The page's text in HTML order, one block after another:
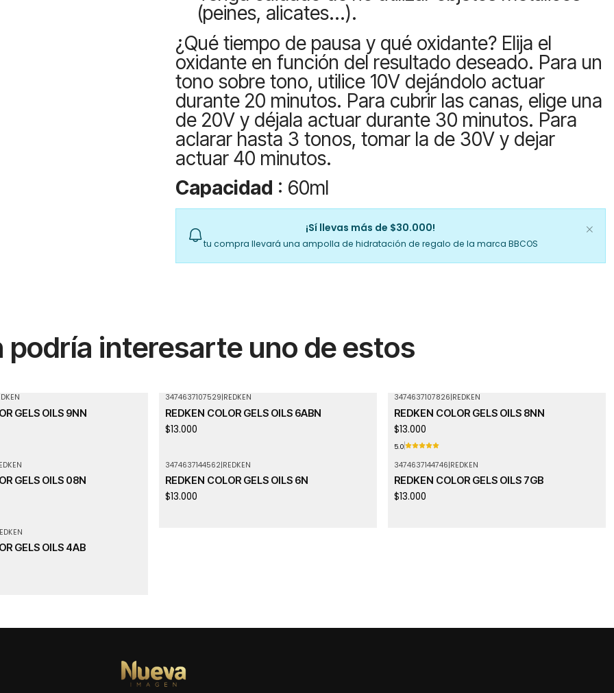
(peines, alicates...).
¿Qué tiempo de pausa y qué oxidante? Elija el
oxidante en función del resultado deseado. Para un
tono sobre tono, utilice 10V dejándolo actuar
durante 20 minutos. Para cubrir las canas, elige una
de 20V y déjala actuar durante 30 minutos. Para
aclarar hasta 3 tonos, tomar la de 30V y dejar
actuar 40 minutos.
Capacidad : 60ml
¡Sí llevas más de $30.000!
tu compra llevará una ampolla de hidratación de regalo de la marca BBCOS
podría interesarte uno de estos
GELS OILS 9NN
3474637107529|REDKEN
REDKEN COLOR GELS OILS 6ABN
$13.000
3474637107826|REDKEN
REDKEN COLOR GELS OILS 8NN
$13.000
5.0
GELS OILS 08N
3474637144562|REDKEN
REDKEN COLOR GELS OILS 6N
$13.000
3474637144746|REDKEN
REDKEN COLOR GELS OILS 7GB
$13.000
GELS OILS 4AB